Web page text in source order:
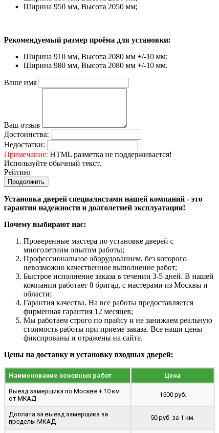
Ширина 950 мм, Высота 2050 мм;
Рекомендуемый размер проёма для установки:
Ширина 910 мм, Высота 2080 мм +/-10 мм;
Ширина 980 мм, Высота 2080 мм +/-10 мм.
Ваше имя
Ваш отзыв
Достоинства:
Недостатки:
Примечание: HTML разметка не поддерживается!
Используйте обычный текст.
Рейтинг
Продолжить
Установка дверей специалистами нашей компаний - это
гарантия надежности и долголетней эксплуатации!
Почему выбирают нас:
Проверенные мастера по установке дверей с
многолетним опытом работы;
Профессиональное оборудованием, без которого
невозможно качественное выполнение работ;
Быстрое исполнение заказа в течении 3-5 дней. В нашей
компании работает 8 бригад, с мастерами из Москвы и
области;
Гарантия качества. На все работы предоставляется
фирменная гарантия 12 месяцев;
Мы работаем строго по прайсу и не занижаем реальную
стоимость работы при приеме заказа. Все наши цены
фиксированы и отражены на сайте.
Цены на доставку и установку входных дверей:
Наименование основных работ Цена
Выезд замерщика по Москве + 10 км
от МКАД
1500 руб.
Доплата за выезд замерщика за
пределы МКАД
50 руб. за 1 км.